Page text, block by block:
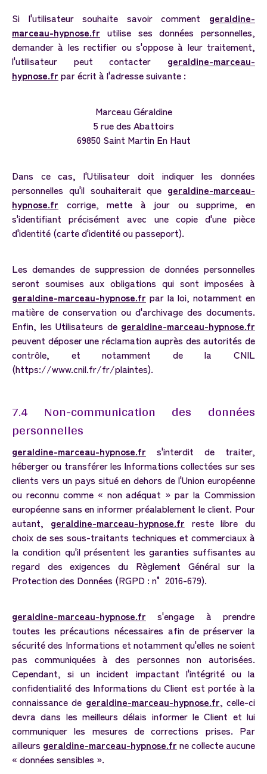
Si l'utilisateur souhaite savoir comment geraldine-
marceau-hypnose.fr utilise ses données personnelles,
demander à les rectifier ou s'oppose à leur traitement,
l'utilisateur peut contacter geraldine-marceau-
hypnose.fr par écrit à l'adresse suivante :
Marceau Géraldine
5 rue des Abattoirs
69850 Saint Martin En Haut
Dans ce cas, l'Utilisateur doit indiquer les données
personnelles qu'il souhaiterait que geraldine-marceau-
hypnose.fr corrige, mette à jour ou supprime, en
s'identifiant précisément avec une copie d'une pièce
d'identité (carte d'identité ou passeport).
Les demandes de suppression de données personnelles
seront soumises aux obligations qui sont imposées à
geraldine-marceau-hypnose.fr par la loi, notamment en
matière de conservation ou d'archivage des documents.
Enfin, les Utilisateurs de geraldine-marceau-hypnose.fr
peuvent déposer une réclamation auprès des autorités de
contrôle, et notamment de la CNIL
(https://www.cnil.fr/fr/plaintes).
7.4 Non-communication des
données
personnelles
geraldine-marceau-hypnose.fr s'interdit de traiter,
héberger ou transférer les Informations collectées sur ses
clients vers un pays situé en dehors de l'Union européenne
ou reconnu comme « non adéquat » par la Commission
européenne sans en informer préalablement le client. Pour
autant, geraldine-marceau-hypnose.fr reste libre du
choix de ses sous-traitants techniques et commerciaux à
la condition qu'il présentent les garanties suffisantes au
regard des exigences du Règlement Général sur la
Protection des Données (RGPD : n° 2016-679).
geraldine-marceau-hypnose.fr s'engage à prendre
toutes les précautions nécessaires afin de préserver la
sécurité des Informations et notamment qu'elles ne soient
pas communiquées à des personnes non autorisées.
Cependant, si un incident impactant l'intégrité ou la
confidentialité des Informations du Client est portée à la
connaissance de geraldine-marceau-hypnose.fr, celle-ci
devra dans les meilleurs délais informer le Client et lui
communiquer les mesures de corrections prises. Par
ailleurs geraldine-marceau-hypnose.fr ne collecte aucune
« données sensibles ».